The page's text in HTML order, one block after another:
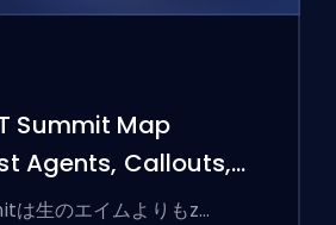
Summit Map
Agents, Callouts,
は生のエイムよりもz…